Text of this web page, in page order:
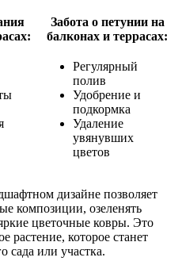
Забота о петунии на
балконах и террасах:
Регулярный
полив
Удобрение и
подкормка
Удаление
увянувших
цветов
дизайне позволяет
композиции, озеленять
цветочные ковры. Это
растение, которое станет
сада или участка.